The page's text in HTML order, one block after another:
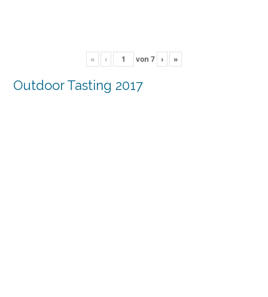
« ‹ von 7 › »
Outdoor Tasting 2017